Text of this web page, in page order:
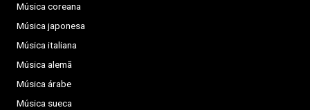
Música coreana
Música japonesa
Música italiana
Música alemã
Música árabe
Música sueca